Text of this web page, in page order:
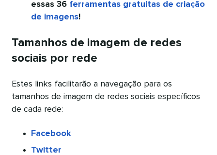
essas 36 ferramentas gratuitas de criação
de imagens!
Tamanhos de imagem de redes
sociais por rede
Estes links facilitarão a navegação para os
tamanhos de imagem de redes sociais específicos
de cada rede:
Facebook
Twitter